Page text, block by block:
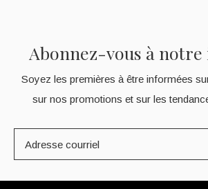
Abonnez-vous à
Soyez les premières à être informées
sur nos promotions et sur les